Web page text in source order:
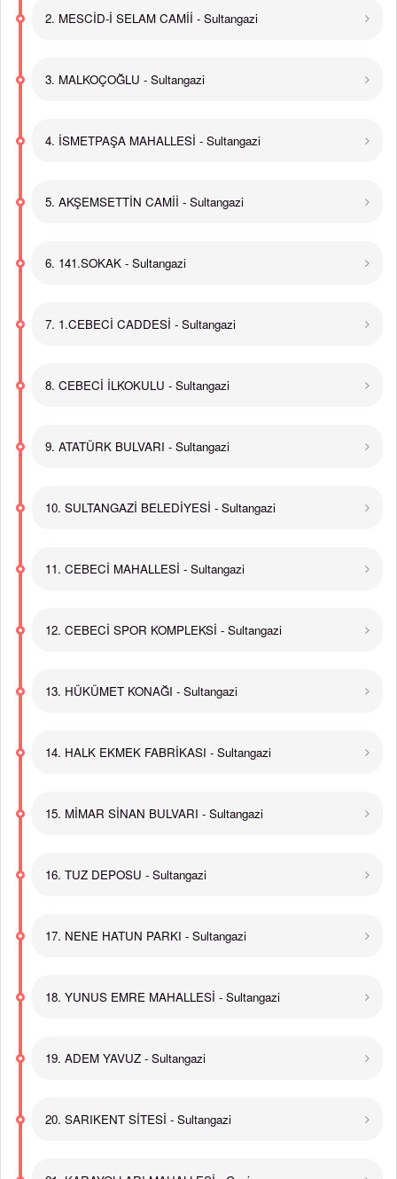
2. MESCİD-İ SELAM CAMİİ - Sultangazi
3. MALKOÇOĞLU - Sultangazi
4. İSMETPAŞA MAHALLESİ - Sultangazi
5. AKŞEMSETTİN CAMİİ - Sultangazi
6. 141.SOKAK - Sultangazi
7. 1.CEBECİ CADDESİ - Sultangazi
8. CEBECİ İLKOKULU - Sultangazi
9. ATATÜRK BULVARI - Sultangazi
10. SULTANGAZİ BELEDİYESİ - Sultangazi
11. CEBECİ MAHALLESİ - Sultangazi
12. CEBECİ SPOR KOMPLEKSİ - Sultangazi
13. HÜKÜMET KONAĞI - Sultangazi
14. HALK EKMEK FABRİKASI - Sultangazi
15. MİMAR SİNAN BULVARI - Sultangazi
16. TUZ DEPOSU - Sultangazi
17. NENE HATUN PARKI - Sultangazi
18. YUNUS EMRE MAHALLESİ - Sultangazi
19. ADEM YAVUZ - Sultangazi
20. SARIKENT SİTESİ - Sultangazi